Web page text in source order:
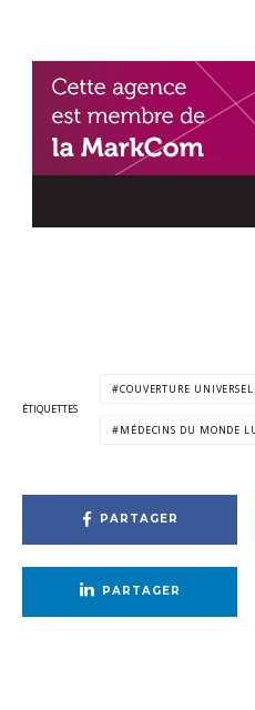
ÉTIQUETTES
COUVERTURE
MÉDECINS DU MONDE
PARTAGER
PARTAGER